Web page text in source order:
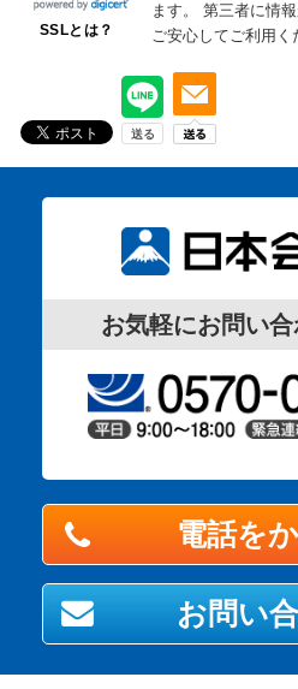
SSLとは？
ます。
第三者に情
ご安心してご利用く
お気軽にお問い
電話を
お問い